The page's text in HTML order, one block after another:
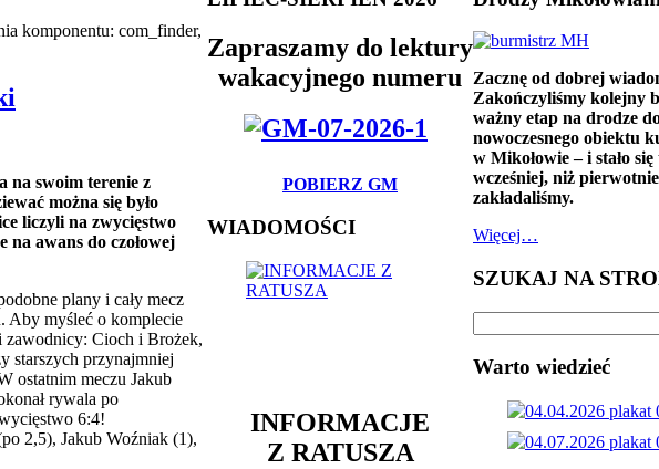
komponentu: com_finder,
na swoim terenie z
można się było
liczyli na zwycięstwo
na awans do czołowej
plany i cały mecz
Aby myśleć o komplecie
zawodnicy: Cioch i Brożek,
starszych przynajmniej
ostatnim meczu Jakub
rywala po
6:4!
2,5), Jakub Woźniak (1),
Zapraszamy do lektury
wakacyjnego numeru
POBIERZ GM
WIADOMOŚCI
INFORMACJE
Z RATUSZA
Zacznę od dobrej
Zakończyliśmy kolejny
ważny etap na drodze
nowoczesnego obiektu
w Mikołowie – i stało się
wcześniej, niż pierwotnie
zakładaliśmy.
Więcej…
SZUKAJ NA
Warto wiedzieć